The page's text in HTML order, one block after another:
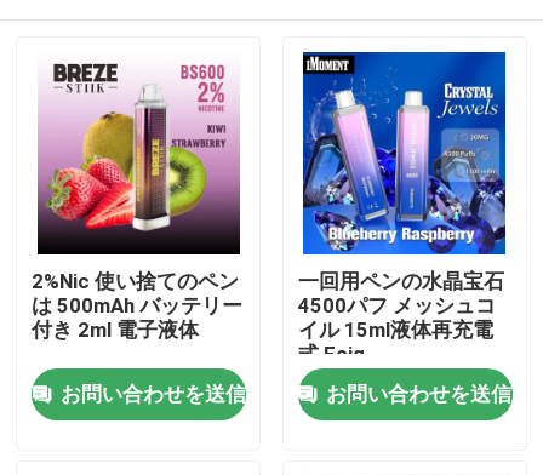
2%Nic 使い捨てのペン
は 500mAh バッテリー
付き 2ml 電子液体
お問い合わせを送信
一回用ペンの水晶宝石
4500パフ メッシュコ
イル 15ml液体再充電
式 Ecig
お問い合わせを送信